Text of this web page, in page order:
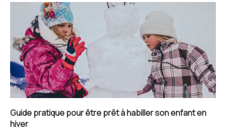
Guide pratique pour être prêt à habiller son enfant en
hiver